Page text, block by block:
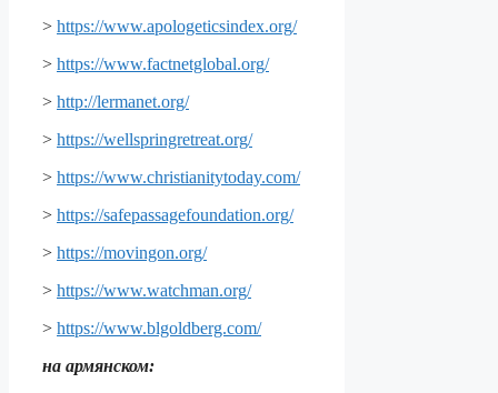
> https://www.apologeticsindex.org/
> https://www.factnetglobal.org/
> http://lermanet.org/
> https://wellspringretreat.org/
> https://www.christianitytoday.com/
> https://safepassagefoundation.org/
> https://movingon.org/
> https://www.watchman.org/
> https://www.blgoldberg.com/
на армянском: